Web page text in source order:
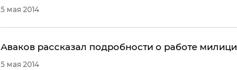
5 мая 2014
Аваков рассказал подробности о работе
5 мая 2014